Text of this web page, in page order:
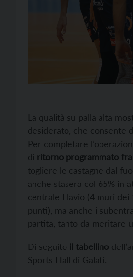
La qualità su palla alta
desiderato, che consente
Per completare
di ritorno programmato
togliere le castagne dal
anche stasera col 65% in
centrale Flavio (4 muri
punti), ma anche i
partita, tanto da meritare
Di seguito il tabellino
Sports Hall di Galati.